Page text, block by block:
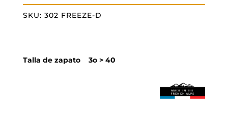
SKU: 302 FREEZE-D
Talla de zapato 3o > 40